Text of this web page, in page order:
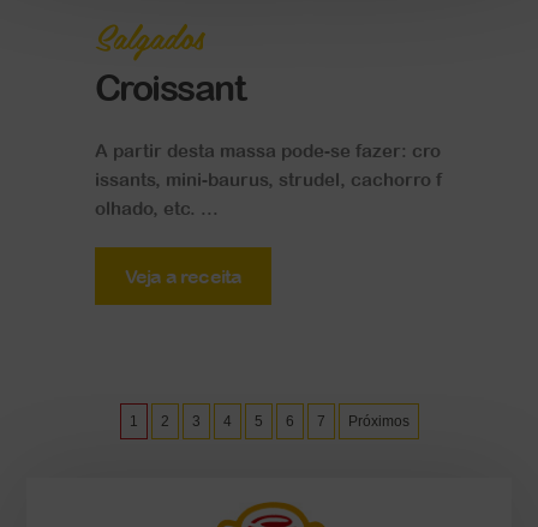
Salgados
Croissant
A partir desta massa pode-se fazer: cro
issants, mini-baurus, strudel, cachorro f
olhado, etc. ...
Veja a receita
1 2 3 4 5 6 7 Próximos